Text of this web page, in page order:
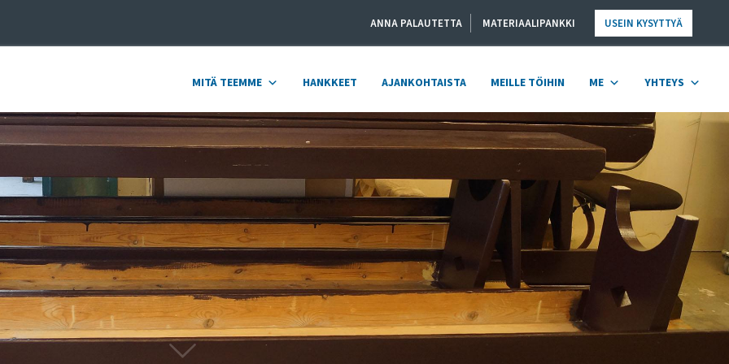
ANNA PALAUTETTA MATERIAALIPANKKI USEIN KYSYTTYÄ
MITÄ TEEMME HANKKEET AJANKOHTAISTA MEILLE TÖIHIN ME YHTEYS